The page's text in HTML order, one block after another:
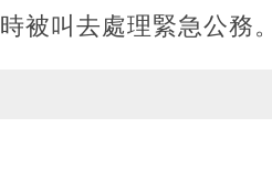
被叫去處理緊急公務。